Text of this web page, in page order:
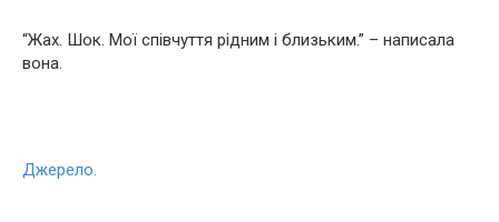
“Жax. Шoк. Мої співчуття рідним і близьким.” – написала
вона.
Джерело.